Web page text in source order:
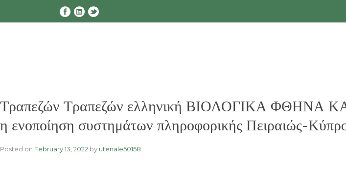
Τραπεζών Τραπεζών ελληνική ΒΙΟΛΟΓΙΚΑ
η ενοποίηση συστημάτων πληροφορικής Πειραιώς-
Posted on February 13, 2022 by utenale50158